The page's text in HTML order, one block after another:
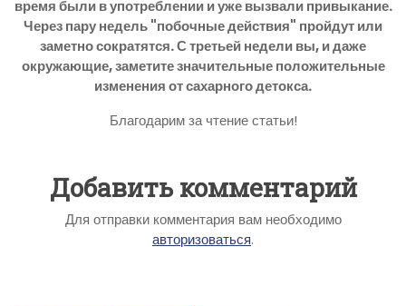
время были в употреблении и уже вызвали привыкание.
Через пару недель "побочные действия" пройдут или
заметно сократятся. С третьей недели вы, и даже
окружающие, заметите значительные положительные
изменения от сахарного детокса.
Благодарим за чтение статьи!
Добавить комментарий
Для отправки комментария вам необходимо
авторизоваться.